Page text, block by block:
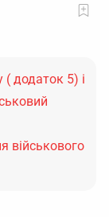
( додаток 5) і
військового